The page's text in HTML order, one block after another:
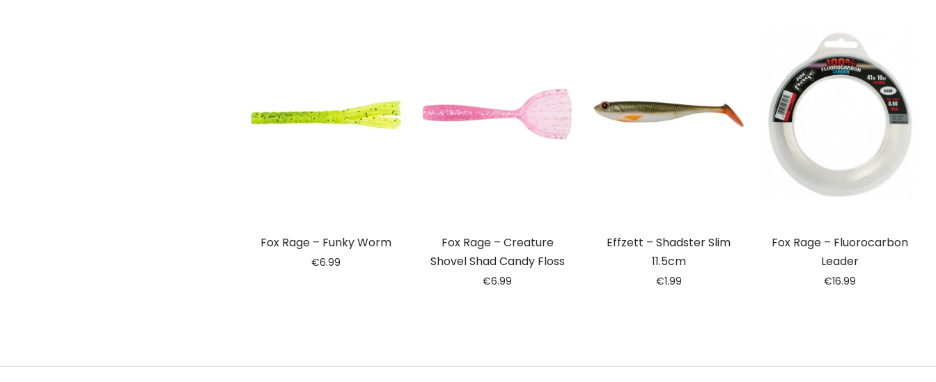
Fox Rage – Funky Worm
€6.99
Fox Rage – Creature
Shovel Shad Candy Floss
€6.99
Effzett – Shadster Slim
11.5cm
€1.99
Fox Rage – Fluorocarbon
Leader
€16.99